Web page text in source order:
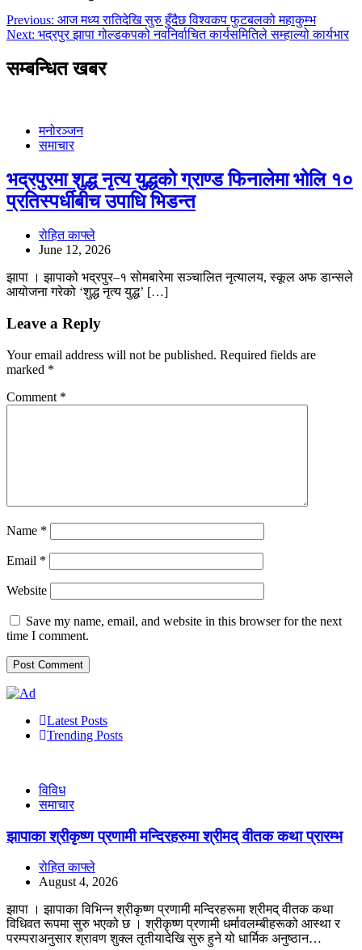
Post
navigation
Previous: आज मध्य रातिदेखि सुरु हुँदैछ विश्वकप फुटबलको महाकुम्भ
Next: भद्रपुर झापा गोल्डकपको नवनिर्वाचित कार्यसमितिले सम्हाल्यो कार्यभार
सम्बन्धित खबर
मनोरञ्जन
समाचार
भद्रपुरमा शुद्ध नृत्य युद्धको ग्राण्ड फिनालेमा भोलि १०
प्रतिस्पर्धीबीच उपाधि भिडन्त
रोहित काफ्ले
June 12, 2026
झापा । झापाको भद्रपुर–१ सोमबारेमा सञ्चालित नृत्यालय, स्कूल अफ डान्सले
आयोजना गरेको ‘शुद्ध नृत्य युद्ध’ […]
Leave a Reply
Your email address will not be published. Required fields are
marked *
Comment *
Name *
Email *
Website
Save my name, email, and website in this browser for the next
time I comment.
Latest Posts
Trending Posts
विविध
समाचार
झापाका श्रीकृष्ण प्रणामी मन्दिरहरुमा श्रीमद् वीतक कथा प्रारम्भ
रोहित काफ्ले
August 4, 2026
झापा । झापाका विभिन्न श्रीकृष्ण प्रणामी मन्दिरहरूमा श्रीमद् वीतक कथा
विधिवत रूपमा सुरु भएको छ । श्रीकृष्ण प्रणामी धर्मावलम्बीहरूको आस्था र
परम्पराअनुसार श्रावण शुक्ल तृतीयादेखि सुरु हुने यो धार्मिक अनुष्ठान…